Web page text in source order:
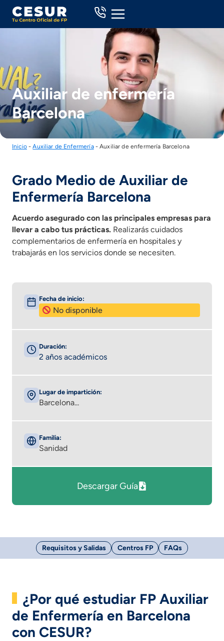
Skip
content
Auxiliar de enfermería
Barcelona
Inicio-Auxiliar de Enfermería-Auxiliar de enfermería Barcelona
Grado Medio de Auxiliar de
Enfermería Barcelona
Acuerdo asegurado con las principales empresas para
llevar a cabo tus prácticas. Realizarás cuidados
complementarios de enfermería en hospitales y
trabajarás en los servicios donde se necesiten.
Fecha de inicio:
No disponible
Duración:
2 años académicos
Lugar de impartición:
Barcelona...
Familia:
Sanidad
Descargar Guía
Requisitos y Salidas Centros FP FAQs
¿Por qué estudiar FP Auxiliar
de Enfermería en Barcelona
con CESUR?